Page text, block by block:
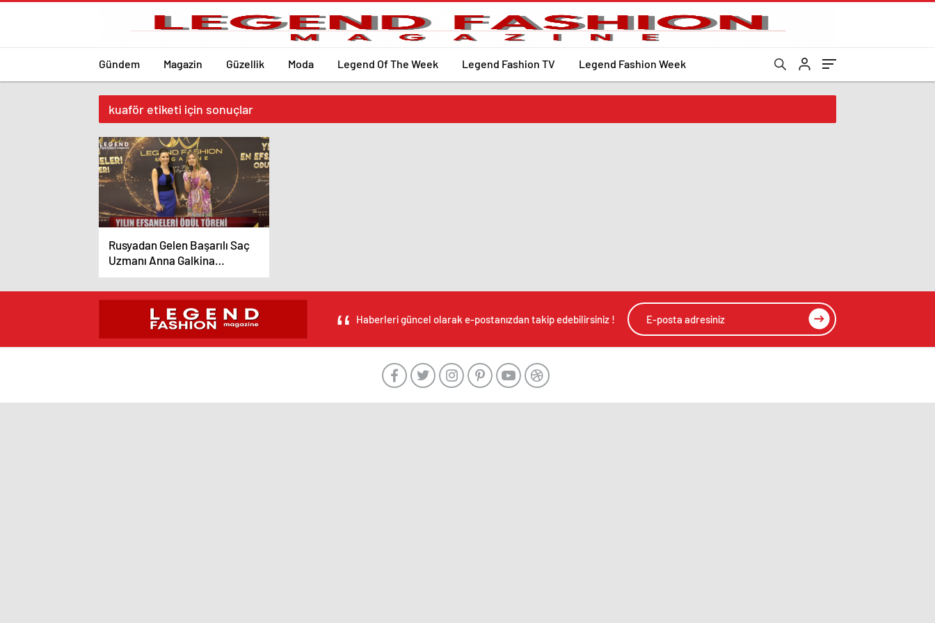
Gündem Magazin Güzellik Moda Legend Of The Week Legend Fashion TV Legend Fashion Week
kuaför etiketi için sonuçlar
Rusyadan Gelen Başarılı Saç
Uzmanı Anna Galkina
Mutluluğunu Bizim İle Paylaştı
Haberleri güncel olarak e-postanızdan takip edebilirsiniz !